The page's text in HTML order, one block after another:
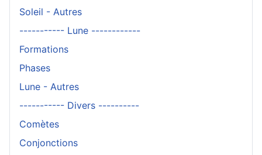
Soleil - Autres
----------- Lune ------------
Formations
Phases
Lune - Autres
----------- Divers ----------
Comètes
Conjonctions